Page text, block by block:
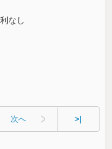
なし
次へ >|